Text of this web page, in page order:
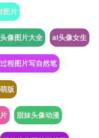
图片
像图片大全 ai头像女生
程图片写自然笔
版
甜妹头像动漫